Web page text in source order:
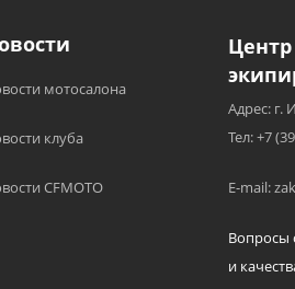
мотосалона
клуба
CFMOTO
Адрес: г.
Тел: +7
E-mail:
Вопросы
и